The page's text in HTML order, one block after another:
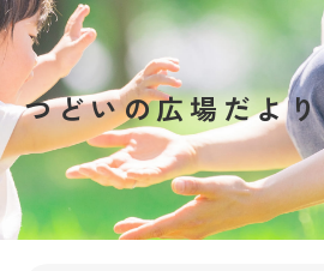
つどいの広場だより